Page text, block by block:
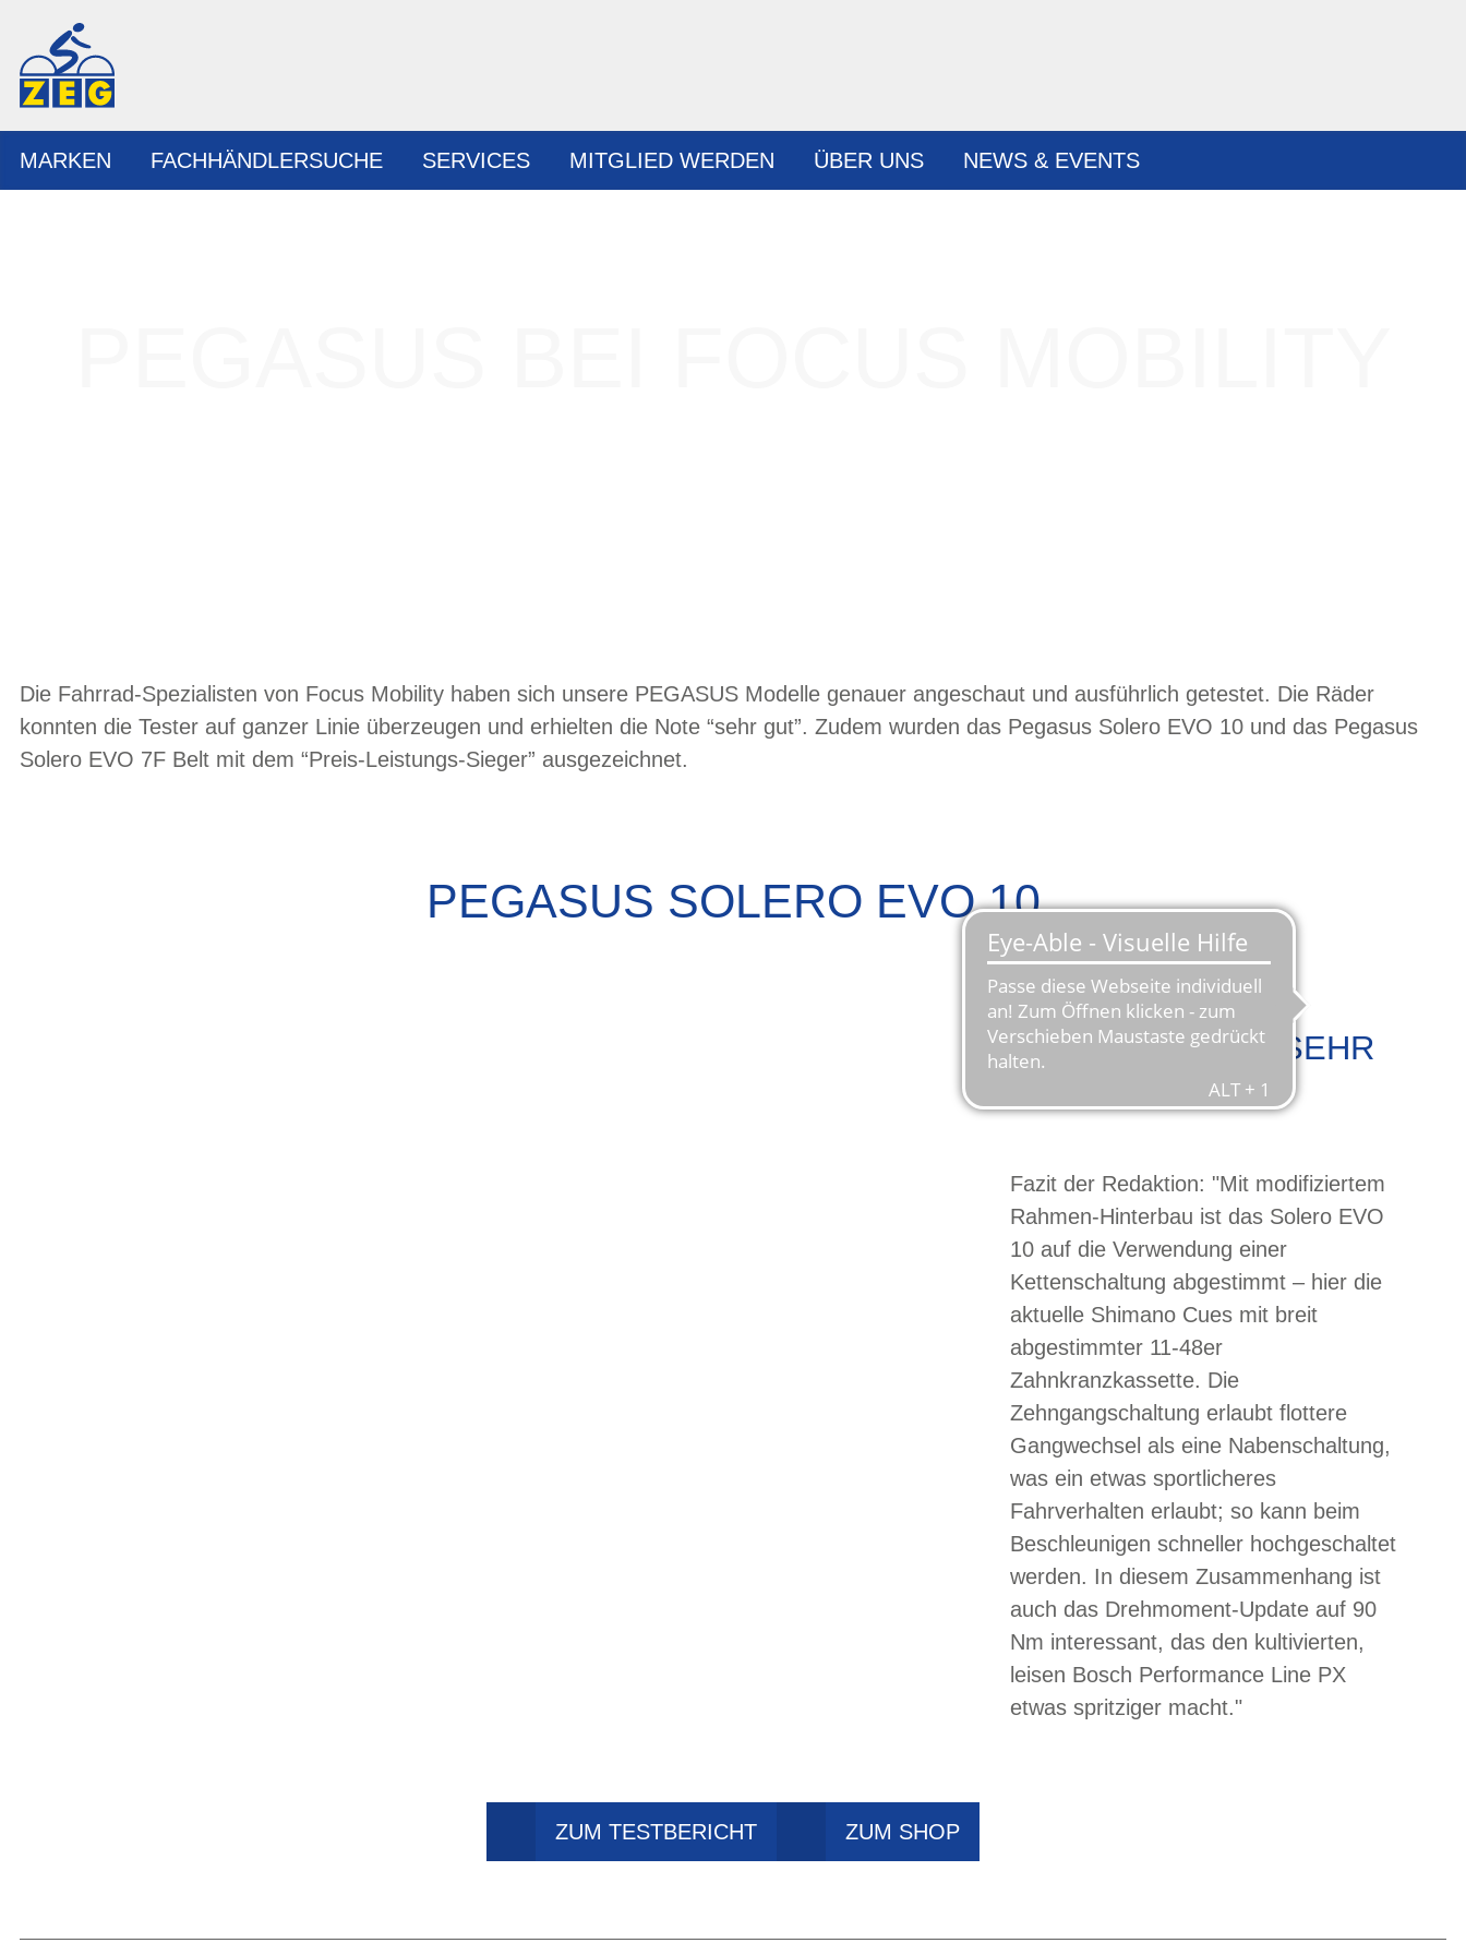
MARKEN FACHHÄNDLERSUCHE SERVICES MITGLIED WERDEN ÜBER UNS NEWS & EVENTS
Die Fahrrad-Spezialisten von Focus Mobility haben sich unsere PEGASUS Modelle genauer angeschaut und ausführlich getestet. Die Räder
konnten die Tester auf ganzer Linie überzeugen und erhielten die Note “sehr gut”. Zudem wurden das Pegasus Solero EVO 10 und das Pegasus
Solero EVO 7F Belt mit dem “Preis-Leistungs-Sieger” ausgezeichnet.
PEGASUS SOLERO EVO 10
TESTURTEIL: "SEHR
GUT" 1,3
Fazit der Redaktion: "Mit modifiziertem
Rahmen-Hinterbau ist das Solero EVO
10 auf die Verwendung einer
Kettenschaltung abgestimmt – hier die
aktuelle Shimano Cues mit breit
abgestimmter 11-48er
Zahnkranzkassette. Die
Zehngangschaltung erlaubt flottere
Gangwechsel als eine Nabenschaltung,
was ein etwas sportlicheres
Fahrverhalten erlaubt; so kann beim
Beschleunigen schneller hochgeschaltet
werden. In diesem Zusammenhang ist
auch das Drehmoment-Update auf 90
Nm interessant, das den kultivierten,
leisen Bosch Performance Line PX
etwas spritziger macht."
ZUM TESTBERICHT ZUM SHOP